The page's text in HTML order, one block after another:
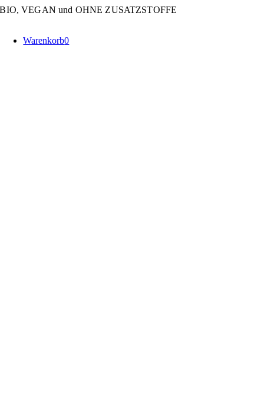
Zum
BIO, VEGAN und OHNE ZUSATZSTOFFE
Warenkorb0